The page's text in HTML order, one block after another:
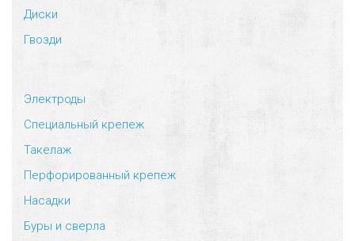
Диски
Гвозди
Электроды
Специальный крепеж
Такелаж
Перфорированный крепеж
Насадки
Буры и сверла